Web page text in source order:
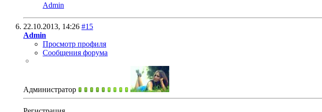
Admin
22.10.2013, 14:26 #15
Admin
Просмотр профиля
Сообщения форума
Администратор